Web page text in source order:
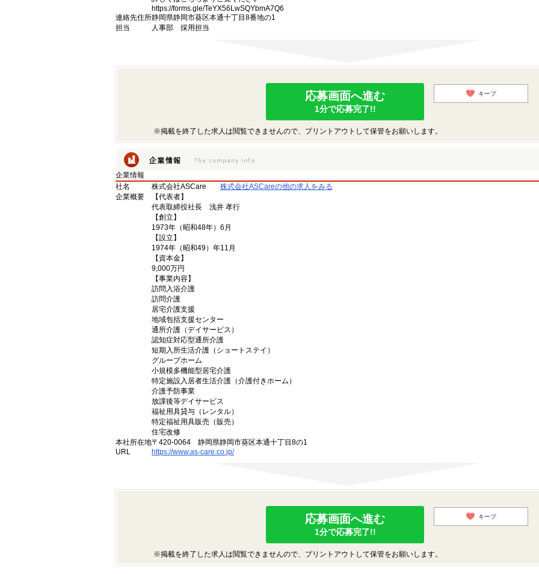
https://forms.gle/TeYX56LwSQYbmA7Q6
連絡先住所静岡県静岡市葵区本通十丁目8番地の1
担当
人事部 採用担当
応募画面へ進む
1分で応募完了!!
キープ
※掲載を終了した求人は閲覧できませんので、プリントアウトして保管をお願いします。
企業情報
社名
株式会社ASCare
株式会社ASCareの他の求人をみる
企業概要
【代表者】
代表取締役社長 浅井 孝行
【創立】
1973年（昭和48年）6月
【設立】
1974年（昭和49）年11月
【資本金】
9,000万円
【事業内容】
訪問入浴介護
訪問介護
居宅介護支援
地域包括支援センター
通所介護（デイサービス）
認知症対応型通所介護
短期入所生活介護（ショートステイ）
グループホーム
小規模多機能型居宅介護
特定施設入居者生活介護（介護付きホーム）
介護予防事業
放課後等デイサービス
福祉用具貸与（レンタル）
特定福祉用具販売（販売）
住宅改修
本社所在地〒420-0064 静岡県静岡市葵区本通十丁目8の1
URL
https://www.as-care.co.jp/
応募画面へ進む
1分で応募完了!!
キープ
※掲載を終了した求人は閲覧できませんので、プリントアウトして保管をお願いします。